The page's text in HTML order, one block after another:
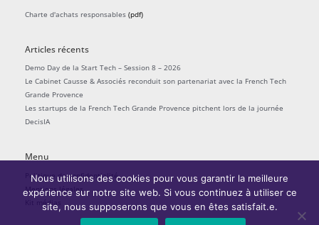
Charte d'achats responsables (pdf)
Articles récents
Demo Day de la Start Tech – Session 8 – 2026
Le Cabinet Causse & Associés reconduit son partenariat avec la French Tech
Grande Provence
Les startups de la French Tech Grande Provence pitchent lors de la journée
DecisIA
Menu
Politique de confidentialité
Mentions légales
Kit médias
Nous utilisons des cookies pour vous garantir la meilleure
expérience sur notre site web. Si vous continuez à utiliser ce
site, nous supposerons que vous en êtes satisfait.e.